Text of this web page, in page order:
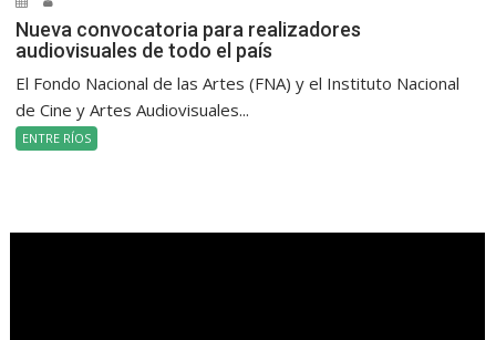
Nueva convocatoria para realizadores
audiovisuales de todo el país
El Fondo Nacional de las Artes (FNA) y el Instituto Nacional
de Cine y Artes Audiovisuales...
ENTRE RÍOS